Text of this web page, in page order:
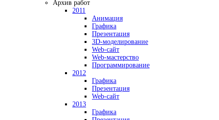
Архив работ
2011
Анимация
Графика
Презентация
3D-моделирование
Web-сайт
Web-мастерство
Программирование
2012
Графика
Презентация
Web-сайт
2013
Графика